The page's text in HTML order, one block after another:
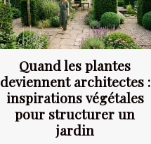
Quand les plantes
deviennent architectes :
inspirations végétales
pour structurer un
jardin